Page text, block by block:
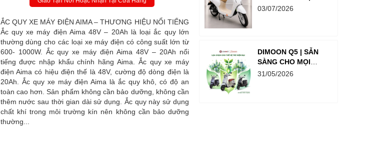
ẮC QUY XE MÁY ĐIỆN AIMA – THƯƠNG HIỆU NỔI TIẾNG
Ắc quy xe máy điện Aima 48V – 20Ah là loại ắc quy lớn
thường dùng cho các loại xe máy điện có công suất lớn từ
600- 1000W. Ắc quy xe máy điện Aima 48V – 20Ah nổi
tiếng được nhập khẩu chính hãng Aima. Ắc quy xe máy
điện Aima có hiệu điện thế là 48V, cường độ dòng điện là
20Ah. Ắc quy xe máy điện Aima là ắc quy khô, có độ an
toàn cao hơn. Sản phẩm không cần bảo dưỡng, không cần
thêm nước sau thời gian dài sử dụng. Ắc quy này sử dụng
chất khí trong môi trường kín nên không cần bảo dưỡng
thường...
Nam – Xe Điện
03/07/2026
DIMOON Q5 | SẴN
SÀNG CHO MỌI
HÀNH TRÌNH PHÍA
31/05/2026